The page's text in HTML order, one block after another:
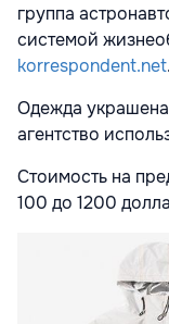
группа
системой
korrespondent.net.
Одежда
агентство
Стоимость на
100 до 1200